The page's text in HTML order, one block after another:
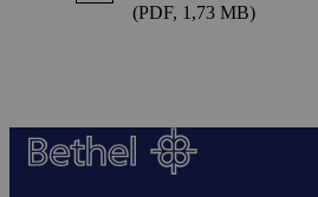
(PDF, 1,73 MB)